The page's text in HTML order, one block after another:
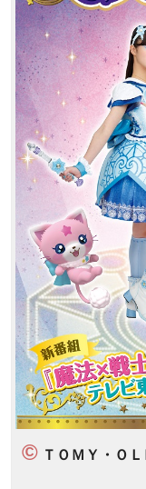
©ＴＯＭＹ・ＯＬ